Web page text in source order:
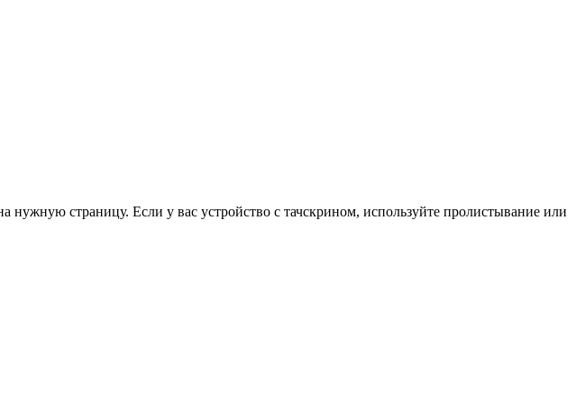
нужную страницу. Если у вас устройство с тачскрином, используйте пролистывание или